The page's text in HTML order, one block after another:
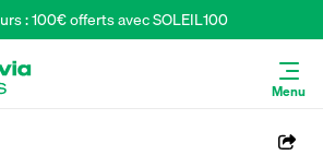
: 100€ offerts avec SOLEIL100
Menu